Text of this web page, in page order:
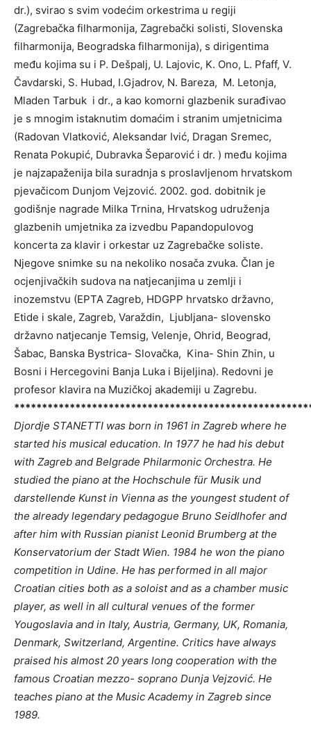
dr.), svirao s svim vodećim orkestrima u regiji
(Zagrebačka filharmonija, Zagrebački solisti, Slovenska
filharmonija, Beogradska filharmonija), s dirigentima
među kojima su i P. Dešpalj, U. Lajovic, K. Ono, L. Pfaff, V.
Čavdarski, S. Hubad, I.Gjadrov, N. Bareza, M. Letonja,
Mladen Tarbuk i dr., a kao komorni glazbenik surađivao
je s mnogim istaknutim domaćim i stranim umjetnicima
(Radovan Vlatković, Aleksandar Ivić, Dragan Sremec,
Renata Pokupić, Dubravka Šeparović i dr. ) među kojima
je najzapaženija bila suradnja s proslavljenom hrvatskom
pjevačicom Dunjom Vejzović. 2002. god. dobitnik je
godišnje nagrade Milka Trnina, Hrvatskog udruženja
glazbenih umjetnika za izvedbu Papandopulovog
koncerta za klavir i orkestar uz Zagrebačke soliste.
Njegove snimke su na nekoliko nosača zvuka. Član je
ocjenjivačkih sudova na natjecanjima u zemlji i
inozemstvu (EPTA Zagreb, HDGPP hrvatsko državno,
Etide i skale, Zagreb, Varaždin, Ljubljana- slovensko
državno natjecanje Temsig, Velenje, Ohrid, Beograd,
Šabac, Banska Bystrica- Slovačka, Kina- Shin Zhin, u
Bosni i Hercegovini Banja Luka i Bijeljina). Redovni je
profesor klavira na Muzičkoj akademiji u Zagrebu.
Djordje STANETTI was born in 1961 in Zagreb where he
started his musical education. In 1977 he had his debut
with Zagreb and Belgrade Philarmonic Orchestra. He
studied the piano at the Hochschule für Musik und
darstellende Kunst in Vienna as the youngest student of
the already legendary pedagogue Bruno Seidlhofer and
after him with Russian pianist Leonid Brumberg at the
Konservatorium der Stadt Wien. 1984 he won the piano
competition in Udine. He has performed in all major
Croatian cities both as a soloist and as a chamber music
player, as well in all cultural venues of the former
Yougoslavia and in Italy, Austria, Germany, UK, Romania,
Denmark, Switzerland, Argentine. Critics have always
praised his almost 20 years long cooperation with the
famous Croatian mezzo- soprano Dunja Vejzović. He
teaches piano at the Music Academy in Zagreb since
1989.